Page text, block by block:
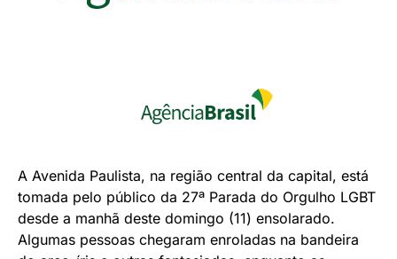
A Avenida Paulista, na região central da capital, está
tomada pelo público da 27ª Parada do Orgulho LGBT
desde a manhã deste domingo (11) ensolarado.
Algumas pessoas chegaram enroladas na bandeira